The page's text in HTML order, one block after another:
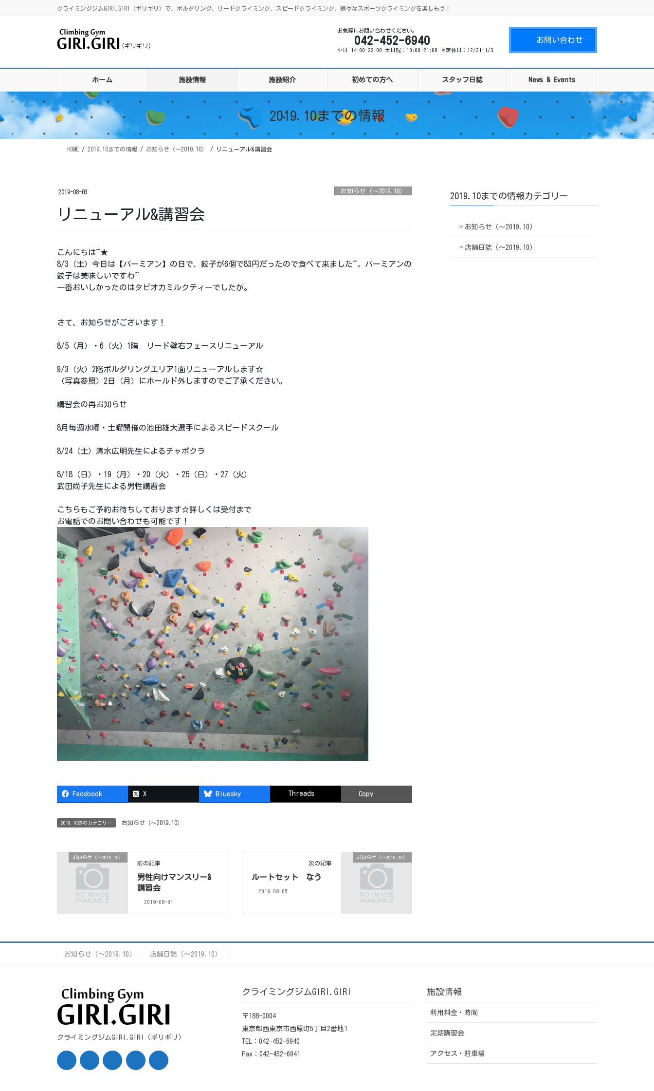
クライミングジムGIRI.GIRI（ギリギリ）で、ボルダリング、リードクライミング、スピードクライミング、様々なスポーツクライミングを楽しもう！
お気軽にお問い合わせください。
042-452-6940
平日 14:00-22:00 土日祝：10:00-21:00 ＊定休日：12/31-1/3
お問い合わせ
ホーム 施設情報 施設紹介 初めての方へ スタッフ日誌 News & Events
2019.10までの情報
HOME 2019.10までの情報 お知らせ（〜2019.10） リニューアル&講習会
2019-08-03 お知らせ（〜2019.10）
リニューアル&講習会
こんにちは~★
8/3（土）今日は【バーミアン】の日で、餃子が6個で83円だったので食べて来ました~。バーミアンの
餃子は美味しいですわ~
一番おいしかったのはタピオカミルクティーでしたが。
さて、お知らせがございます！
8/5（月）・6（火）1階 リード壁右フェースリニューアル
9/3（火）2階ボルダリングエリア1面リニューアルします☆
（写真参照）2日（月）にホールド外しますのでご了承ください。
講習会の再お知らせ
8月毎週水曜・土曜開催の池田雄大選手によるスピードスクール
8/24（土）清水広明先生によるチャボクラ
8/18（日）・19（月）・20（火）・25（日）・27（火）
武田尚子先生による男性講習会
こちらもご予約お待ちしております☆詳しくは受付まで
お電話でのお問い合わせも可能です！
Facebook X Bluesky Threads Copy
2019.10迄のカテゴリー お知らせ（〜2019.10）
お知らせ（〜2019.10）
前の記事
男性向けマンスリー&
講習会
2019-08-01
お知らせ（〜2019.10）
次の記事
ルートセット なう
2019-08-05
2019.10までの情報カテゴリー
お知らせ（〜2019.10）
店舗日誌（〜2019.10）
お知らせ（〜2019.10） 店舗日誌（〜2019.10）
クライミングジムGIRI.GIRI（ギリギリ）
クライミングジムGIRI.GIRI
〒188-0004
東京都西東京市西原町5丁目2番地1
TEL：042-452-6940
Fax：042-452-6941
施設情報
利用料金・時間
定期講習会
アクセス・駐車場